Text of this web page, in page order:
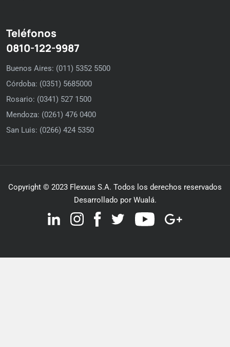
Teléfonos
0810-122-9987
Buenos Aires: (011) 5352 5500
Córdoba: (0351) 5685000
Rosario: (0341) 527 1500
Mendoza: (0261) 476 0400
San Luis: (0266) 424 5350
Copyright © 2023 Flexxus S.A. Todos los derechos reservados
Desarrollado por Wualá.